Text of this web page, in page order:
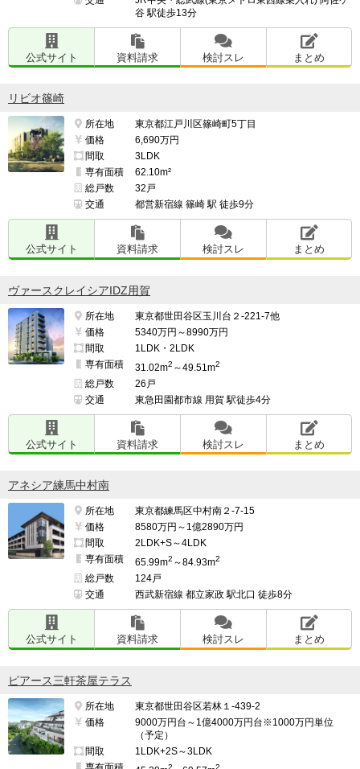
谷 駅徒歩13分
公式サイト 資料請求 検討スレ まとめ
リビオ篠崎
所在地
東京都江戸川区篠崎町5丁目
価格
6,690万円
間取
3LDK
専有面積
62.10m²
総戸数
32戸
交通
都営新宿線 篠崎 駅 徒歩9分
公式サイト 資料請求 検討スレ まとめ
ヴァースクレイシアIDZ用賀
所在地
東京都世田谷区玉川台２-221-7他
価格
5340万円～8990万円
間取
1LDK・2LDK
専有面積
31.02m2 ～49.51m2
総戸数
26戸
交通
東急田園都市線 用賀 駅徒歩4分
公式サイト 資料請求 検討スレ まとめ
アネシア練馬中村南
所在地
東京都練馬区中村南２-7-15
価格
8580万円～1億2890万円
間取
2LDK+S～4LDK
専有面積
65.99m2 ～84.93m2
総戸数
124戸
交通
西武新宿線 都立家政 駅北口 徒歩8分
公式サイト 資料請求 検討スレ まとめ
ピアース三軒茶屋テラス
所在地
東京都世田谷区若林１-439-2
価格
9000万円台～1億4000万円台※1000万円単位
（予定）
間取
1LDK+2S～3LDK
2 2